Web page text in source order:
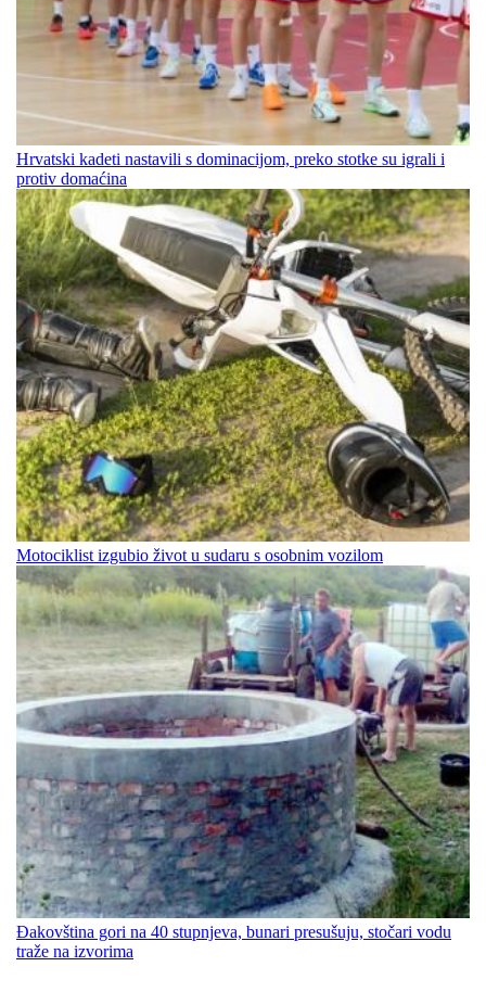
Hrvatski kadeti nastavili s dominacijom, preko stotke su igrali i
protiv domaćina
Motociklist izgubio život u sudaru s osobnim vozilom
Đakovština gori na 40 stupnjeva, bunari presušuju, stočari vodu
traže na izvorima